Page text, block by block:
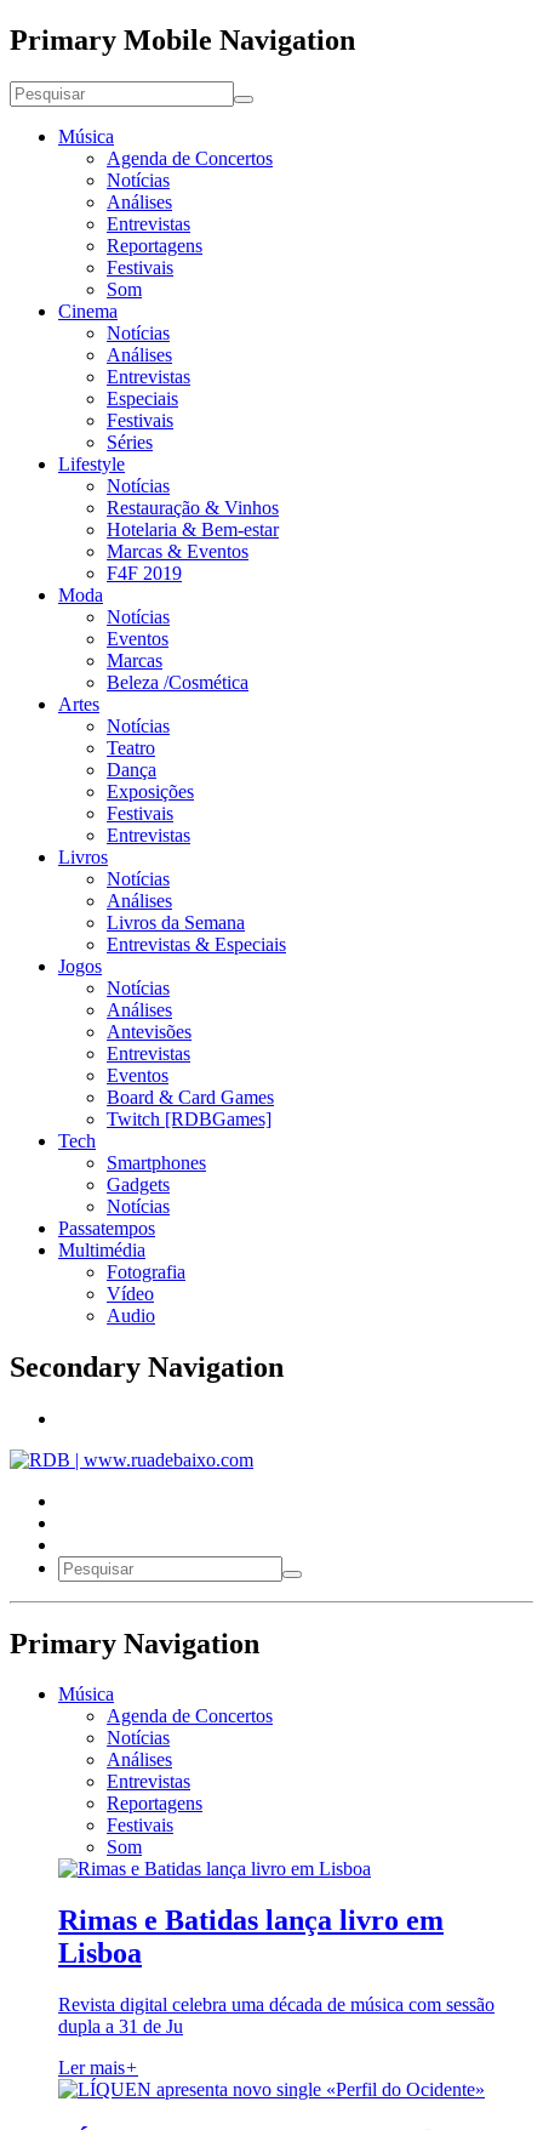
Primary Mobile Navigation
Música
Agenda de Concertos
Notícias
Análises
Entrevistas
Reportagens
Festivais
Som
Cinema
Notícias
Análises
Entrevistas
Especiais
Festivais
Séries
Lifestyle
Notícias
Restauração & Vinhos
Hotelaria & Bem-estar
Marcas & Eventos
F4F 2019
Moda
Notícias
Eventos
Marcas
Beleza /Cosmética
Artes
Notícias
Teatro
Dança
Exposições
Festivais
Entrevistas
Livros
Notícias
Análises
Livros da Semana
Entrevistas & Especiais
Jogos
Notícias
Análises
Antevisões
Entrevistas
Eventos
Board & Card Games
Twitch [RDBGames]
Tech
Smartphones
Gadgets
Notícias
Passatempos
Multimédia
Fotografia
Vídeo
Audio
Secondary Navigation
Primary Navigation
Música
Agenda de Concertos
Notícias
Análises
Entrevistas
Reportagens
Festivais
Som
Rimas e Batidas lança livro em
Lisboa
Revista digital celebra uma década de música com sessão
dupla a 31 de Ju
Ler mais+